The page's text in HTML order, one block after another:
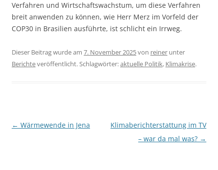
Verfahren und Wirtschaftswachstum, um diese Verfahren
breit anwenden zu können, wie Herr Merz im Vorfeld der
COP30 in Brasilien ausführte, ist schlicht ein Irrweg.
Dieser Beitrag wurde am 7. November 2025von reiner unter
Berichteveröffentlicht. Schlagwörter:aktuelle Politik, Klimakrise.
Beitragsnavigation
← Wärmewende in Jena
Klimaberichterstattung im TV
– war da mal was? →